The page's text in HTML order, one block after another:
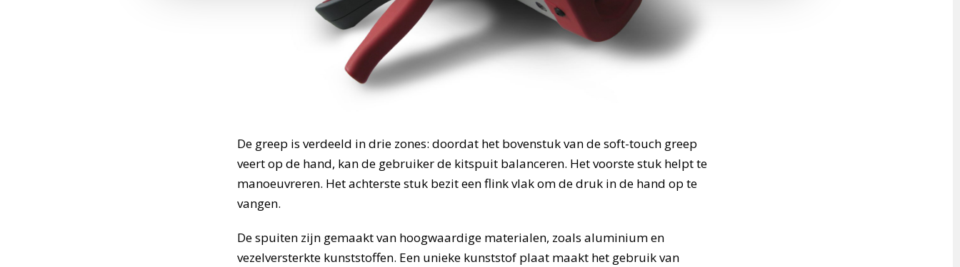
De greep is verdeeld in drie zones: doordat het bovenstuk van de soft-touch greep
veert op de hand, kan de gebruiker de kitspuit balanceren. Het voorste stuk helpt te
manoeuvreren. Het achterste stuk bezit een flink vlak om de druk in de hand op te
vangen.
De spuiten zijn gemaakt van hoogwaardige materialen, zoals aluminium en
vezelversterkte kunststoffen. Een unieke kunststof plaat maakt het gebruik van